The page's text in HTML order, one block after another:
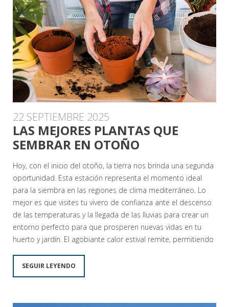
22 SEPTIEMBRE 2025
LAS MEJORES PLANTAS QUE
SEMBRAR EN OTOÑO
Hoy, con el inicio del otoño, la tierra nos brinda una segunda
oportunidad. Esta estación representa el momento ideal
para la siembra en las regiones de clima mediterráneo. Lo
mejor es que visites tu vivero de confianza ante el descenso
de las temperaturas y la llegada de las lluvias para crear un
entorno perfecto para que prosperen nuevas vidas en tu
huerto y jardín. El agobiante calor estival remite, permitiendo
SEGUIR LEYENDO